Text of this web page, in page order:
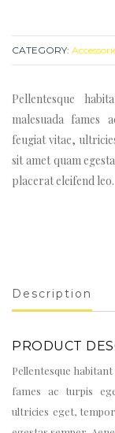
CATEGORY:
Pellentesque
malesuada fames
feugiat vitae,
sit amet quam
placerat eleifend leo.
Description
PRODUCT
Pellentesque
fames ac turpis
ultricies eget,